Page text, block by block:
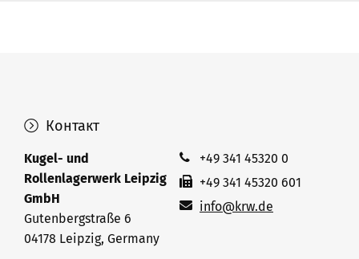
Контакт
Kugel- und
Rollenlagerwerk Leipzig
GmbH
Gutenbergstraße 6
04178 Leipzig, Germany
+49 341 45320 0
+49 341 45320 601
info@krw.de